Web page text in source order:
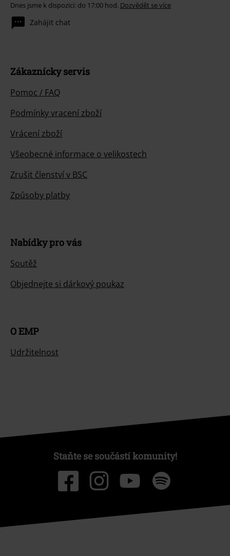
Dnes jsme k dispozici: do 17:00 hod. Dozvědět se více
Zahájit chat
Zákaznícky servis
Pomoc / FAQ
Podmínky vracení zboží
Vrácení zboží
Všeobecné informace o velikostech
Zrušit členství v BSC
Způsoby platby
Nabídky pro vás
Soutěž
Objednejte si dárkový poukaz
O EMP
Udržitelnost
Staňte se součástí komunity!